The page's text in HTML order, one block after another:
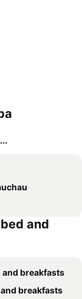
and
and breakfasts
breakfasts